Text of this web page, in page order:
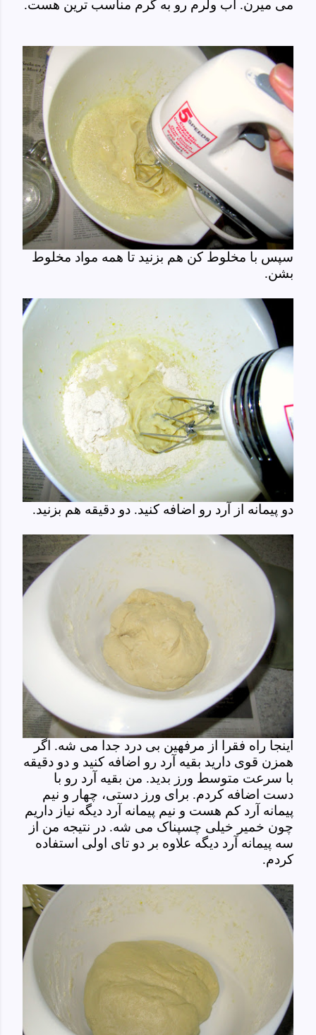
می میرن. آب ولرم رو به گرم مناسب ترین هست.
سپس با مخلوط کن هم بزنید تا همه مواد مخلوط
بشن.
دو پیمانه از آرد رو اضافه کنید. دو دقیقه هم بزنید.
اینجا راه فقرا از مرفهین بی درد جدا می شه. اگر
همزن قوی دارید بقیه آرد رو اضافه کنید و دو دقیقه
با سرعت متوسط ورز بدید. من بقیه آرد رو با
دست اضافه کردم. برای ورز دستی، چهار و نیم
پیمانه آرد کم هست و نیم پیمانه آرد دیگه نیاز داریم
چون خمیر خیلی چسپناک می شه. در نتیجه من از
سه پیمانه آرد دیگه علاوه بر دو تای اولی استفاده
کردم.